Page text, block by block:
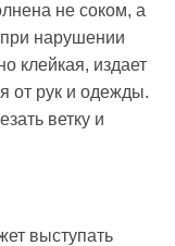
не соком, а
нарушении
клейкая, издает
от рук и одежды.
ветку и
выступать